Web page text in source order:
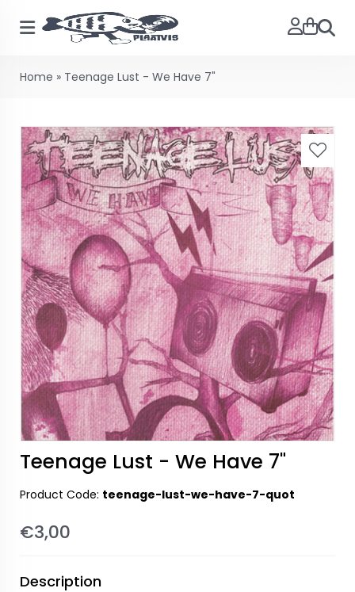
Search
Home » Teenage Lust - We Have 7"
Teenage Lust - We Have 7"
Product Code: teenage-lust-we-have-7-quot
€3,00
Description